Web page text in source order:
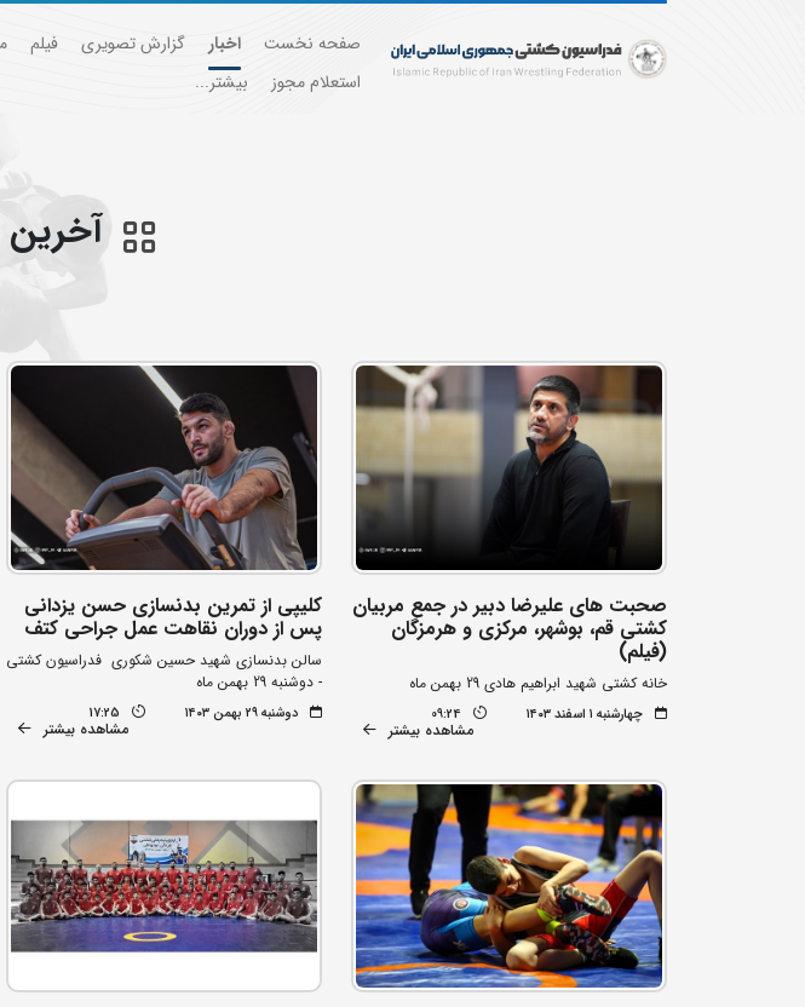
صفحه نخست اخبار گزارش تصویری فیلم
استعلام مجوز
بیشتر...
صحبت های علیرضا دبیر در جمع مربیان
کشتی قم، بوشهر، مرکزی و هرمزگان
(فیلم)
خانه کشتی شهید ابراهیم هادی 29 بهمن ماه
چهارشنبه ۱ اسفند ۱۴۰۳ 09:24
مشاهده بیشتر
کلیپی از تمرین بدنسازی حسن یزدانی
پس از دوران نقاهت عمل جراحی کتف
سالن بدنسازی شهید حسین شکوری فدراسیون کشتی
- دوشنبه 29 بهمن ماه
دوشنبه ۲۹ بهمن ۱۴۰۳ 17:25
مشاهده بیشتر